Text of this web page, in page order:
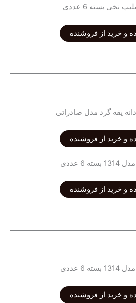
بسته 6 عددی
و خرید از فروشنده
یقه گرد مدل صادراتی
و خرید از فروشنده
عددی
و خرید از فروشنده
عددی
و خرید از فروشنده